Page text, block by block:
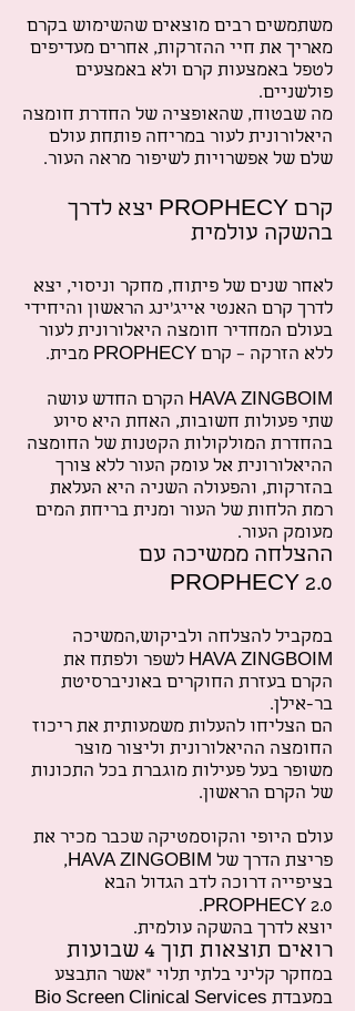
משתמשים רבים מוצאים שהשימוש בקרם
מאריך את חיי ההזרקות, אחרים מעדיפים
לטפל באמצעות קרם ולא באמצעים
פולשניים.
מה שבטוח, שהאופציה של החדרת חומצה
היאלורונית לעור במריחה פותחת עולם
שלם של אפשרויות לשיפור מראה העור.
קרם PROPHECY יצא לדרך
בהשקה עולמית
לאחר שנים של פיתוח, מחקר וניסוי, יצא
לדרך קרם האנטי אייג'ינג הראשון והיחידי
בעולם המחדיר חומצה היאלורונית לעור
ללא הזרקה – קרם PROPHECY מבית.
HAVA ZINGBOIM הקרם החדש עושה
שתי פעולות חשובות, האחת היא סיוע
בהחדרת המולקולות הקטנות של החומצה
ההיאלורונית אל עומק העור ללא צורך
בהזרקות, והפעולה השניה היא העלאת
רמת הלחות של העור ומנית בריחת המים
מעומק העור.
ההצלחה ממשיכה עם
PROPHECY 2.0
במקביל להצלחה ולביקוש,המשיכה
HAVA ZINGBOIM לשפר ולפתח את
הקרם בעזרת החוקרים באוניברסיטת
בר-אילן.
הם הצליחו להעלות משמעותית את ריכוז
החומצה ההיאלורונית וליצור מוצר
משופר בעל פעילות מוגברת בכל התכונות
של הקרם הראשון.
עולם היופי והקוסמטיקה שכבר מכיר את
פריצת הדרך של HAVA ZINGOBIM,
בציפייה דרוכה לדב הגדול הבא
PROPHECY 2.0.
יוצא לדרך בהשקה עולמית.
רואים תוצאות תוך 4 שבועות
במחקר קליני בלתי תלוי "אשר התבצע
במעבדת Bio Screen Clinical Services